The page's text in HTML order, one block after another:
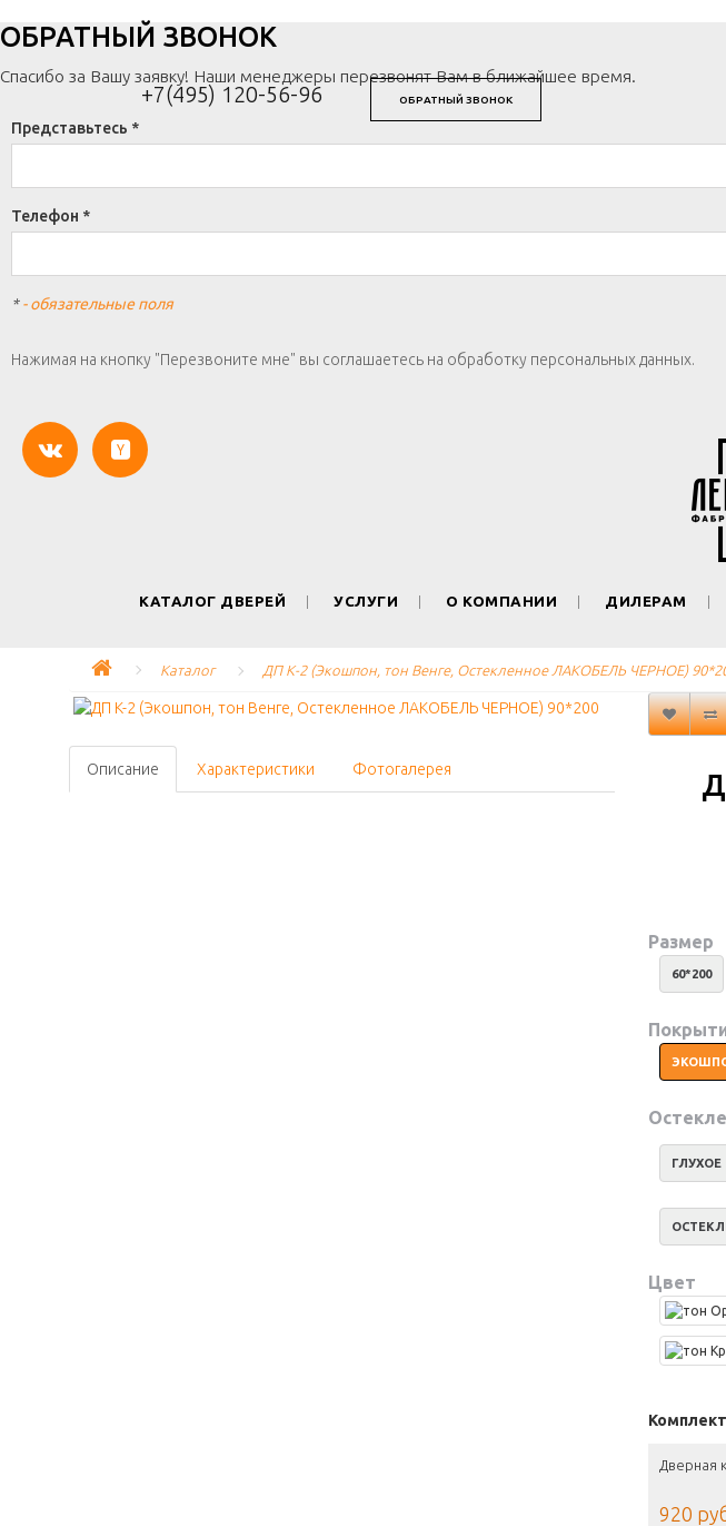
+7(495) 120-56-96 ОБРАТНЫЙ ЗВОНОК
ОБРАТНЫЙ ЗВОНОК
Спасибо за Вашу заявку! Наши менеджеры перезвонят Вам в ближайшее время.
Представьтесь *
Телефон *
*- обязательные поля
Нажимая на кнопку "Перезвоните мне" вы соглашаетесь на обработку персональных данных.
КАТАЛОГ ДВЕРЕЙ УСЛУГИ О КОМПАНИИ ДИЛЕРАМ
Каталог ДП K-2 (Экошпон, тон Венге, Остекленное ЛАКОБЕЛЬ ЧЕРНОЕ)
Описание Характеристики Фотогалерея
Размер
60*200
ГЛУХОЕ
Цвет
Дверная
920